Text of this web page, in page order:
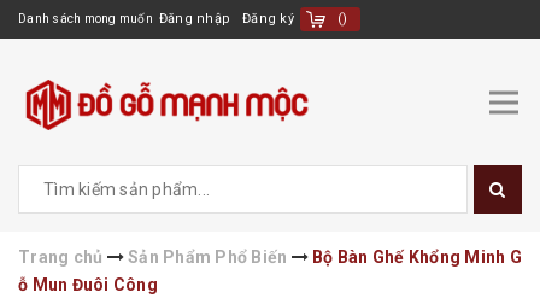
Danh sách mong muốn Đăng nhập Đăng ký ()
Trang chủ Sản Phẩm Phổ Biến
Bộ Bàn Ghế Khổng Minh G
ỗ Mun Đuôi Công